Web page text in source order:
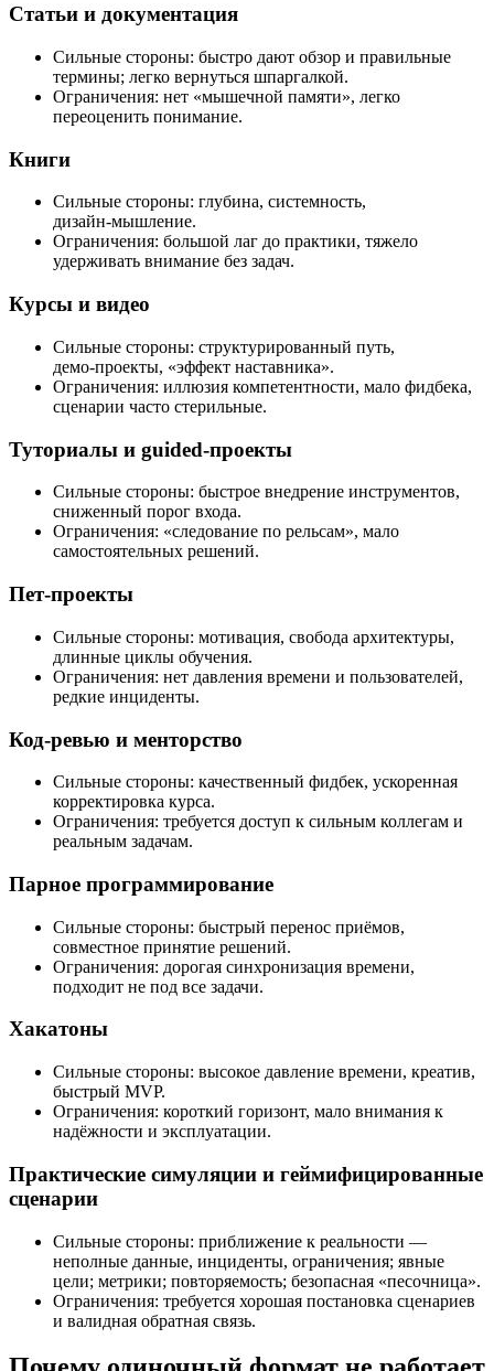
Статьи и документация
Сильные стороны: быстро дают обзор и правильные
термины; легко вернуться шпаргалкой.
Ограничения: нет «мышечной памяти», легко
переоценить понимание.
Книги
Сильные стороны: глубина, системность,
дизайн‑мышление.
Ограничения: большой лаг до практики, тяжело
удерживать внимание без задач.
Курсы и видео
Сильные стороны: структурированный путь,
демо‑проекты, «эффект наставника».
Ограничения: иллюзия компетентности, мало фидбека,
сценарии часто стерильные.
Туториалы и guided‑проекты
Сильные стороны: быстрое внедрение инструментов,
сниженный порог входа.
Ограничения: «следование по рельсам», мало
самостоятельных решений.
Пет‑проекты
Сильные стороны: мотивация, свобода архитектуры,
длинные циклы обучения.
Ограничения: нет давления времени и пользователей,
редкие инциденты.
Код‑ревью и менторство
Сильные стороны: качественный фидбек, ускоренная
корректировка курса.
Ограничения: требуется доступ к сильным коллегам и
реальным задачам.
Парное программирование
Сильные стороны: быстрый перенос приёмов,
совместное принятие решений.
Ограничения: дорогая синхронизация времени,
подходит не под все задачи.
Хакатоны
Сильные стороны: высокое давление времени, креатив,
быстрый MVP.
Ограничения: короткий горизонт, мало внимания к
надёжности и эксплуатации.
Практические симуляции и геймифицированные
сценарии
Сильные стороны: приближение к реальности —
неполные данные, инциденты, ограничения; явные
цели; метрики; повторяемость; безопасная «песочница».
Ограничения: требуется хорошая постановка сценариев
и валидная обратная связь.